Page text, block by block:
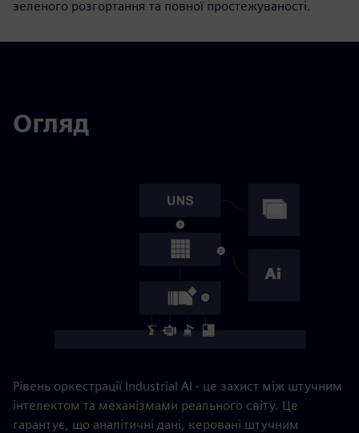
зеленого розгортання та повної простежуваності.
Огляд
Рівень оркестрації Industrial AI - це захист між штучним
інтелектом та механізмами реального світу. Це
гарантує, що аналітичні дані, керовані штучним